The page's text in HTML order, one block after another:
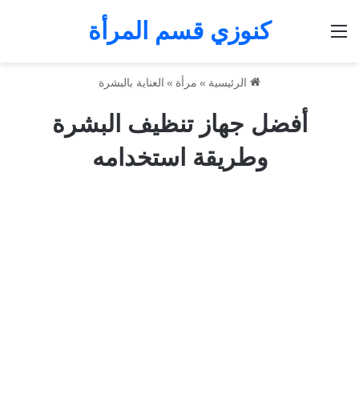
كنوزي قسم المرأة
الرئيسية » مرأة » العناية بالبشرة
أفضل جهاز تنظيف البشرة
وطريقة استخدامه